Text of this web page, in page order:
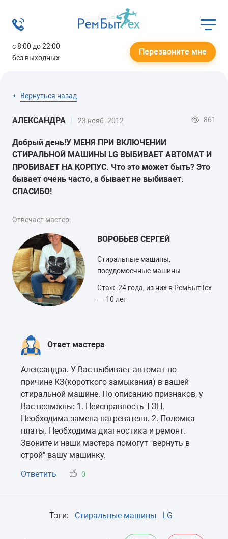
с 8:00 до 22:00
без выходных
Перезвоните мне
Вернуться назад
АЛЕКСАНДРА 23 нояб. 2012 861
Добрый день!У МЕНЯ ПРИ ВКЛЮЧЕНИИ
СТИРАЛЬНОЙ МАШИНЫ LG ВЫБИВАЕТ АВТОМАТ И
ПРОБИВАЕТ НА КОРПУС. Что это может быть? Это
бывает очень часто, а бывает не выбивает.
СПАСИБО!
Отвечает мастер:
ВОРОБЬЕВ СЕРГЕЙ
Стиральные машины,
посудомоечные машины
Стаж: 24 года, из них в РемБытТех
— 10 лет
Ответ мастера
Александра. У Вас выбивает автомат по
причине КЗ(короткого замыкания) в вашей
стиральной машине. По описанию признаков, у
Вас возмжны: 1. Неисправность ТЭН.
Необходима замена нагревателя. 2. Поломка
платы. Необходима диагностика и ремонт.
Звоните и наши мастера помогут "вернуть в
строй" вашу машинку.
Ответить
0
Тэги: Стиральные машины LG